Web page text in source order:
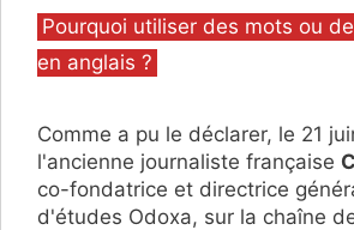
Catégories
Pourquoi utiliser des mots ou
en anglais ?
Comme a pu le déclarer, le 21
l'ancienne journaliste française
co-fondatrice et directrice
d'études Odoxa, sur la chaîne